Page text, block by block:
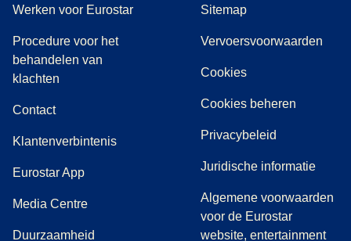
Werken voor Eurostar
Procedure voor het
behandelen van
klachten
Contact
Klantenverbintenis
Eurostar App
Media Centre( opent in een nieuwe tab)
Duurzaamheid
Sitemap
Vervoersvoorwaarden
Cookies
Cookies beheren
Privacybeleid
Juridische informatie
Algemene voorwaarden
voor de Eurostar
website, entertainment